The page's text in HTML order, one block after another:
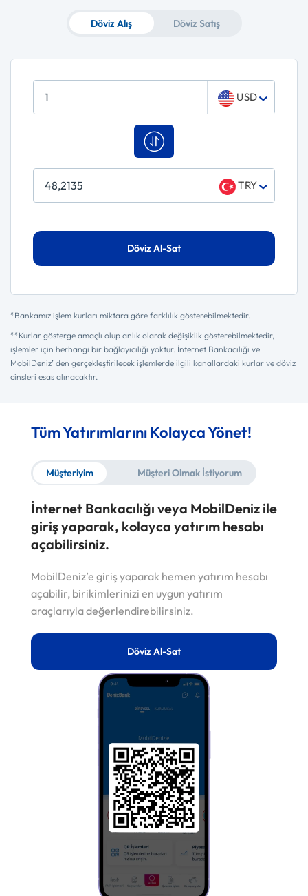
Döviz Alış Döviz Satış
USD
TRY
Döviz Al-Sat
*Bankamız işlem kurları miktara göre farklılık gösterebilmektedir.
**Kurlar gösterge amaçlı olup anlık olarak değişiklik gösterebilmektedir,
işlemler için herhangi bir bağlayıcılığı yoktur. İnternet Bankacılığı ve
MobilDeniz’ den gerçekleştirilecek işlemlerde ilgili kanallardaki kurlar ve döviz
cinsleri esas alınacaktır.
Tüm Yatırımlarını Kolayca Yönet!
Müşteriyim Müşteri Olmak İstiyorum
İnternet Bankacılığı veya MobilDeniz ile
giriş yaparak, kolayca yatırım hesabı
açabilirsiniz.
MobilDeniz’e giriş yaparak hemen yatırım hesabı
açabilir, birikimlerinizi en uygun yatırım
araçlarıyla değerlendirebilirsiniz.
Döviz Al-Sat